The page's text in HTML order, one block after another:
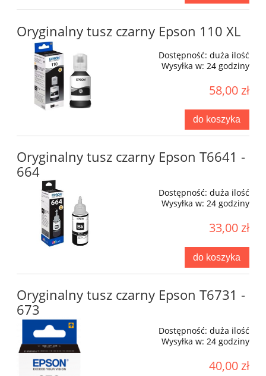
Oryginalny tusz czarny Epson 110 XL
Dostępność: duża ilość
Wysyłka w: 24 godziny
58,00 zł
do koszyka
Oryginalny tusz czarny Epson T6641 -
664
Dostępność: duża ilość
Wysyłka w: 24 godziny
33,00 zł
do koszyka
Oryginalny tusz czarny Epson T6731 -
673
Dostępność: duża ilość
Wysyłka w: 24 godziny
40,00 zł